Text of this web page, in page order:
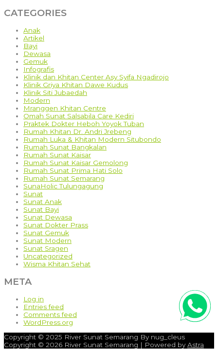
CATEGORIES
Anak
Artikel
Bayi
Dewasa
Gemuk
Infografis
Klinik dan Khitan Center Asy Syifa Ngadirojo
Klinik Griya Khitan Dawe Kudus
Klinik Siti Jubaedah
Modern
Mranggen Khitan Centre
Omah Sunat Salsabila Care Kediri
Praktek Dokter Heboh Yoyok Tuban
Rumah Khitan Dr. Andri Jrebeng
Rumah Luka & Khitan Modern Situbondo
Rumah Sunat Bangkalan
Rumah Sunat Kaisar
Rumah Sunat Kaisar Gemolong
Rumah Sunat Prima Hati Solo
Rumah Sunat Semarang
SunaHolic Tulungagung
Sunat
Sunat Anak
Sunat Bayi
Sunat Dewasa
Sunat Dokter Prass
Sunat Gemuk
Sunat Modern
Sunat Sragen
Uncategorized
Wisma Khitan Sehat
META
Log in
Entries feed
Comments feed
WordPress.org
Copyright © 2025 River Sunat Semarang By nug_cleus
Copyright © 2026 River Sunat Semarang | Powered byAstra